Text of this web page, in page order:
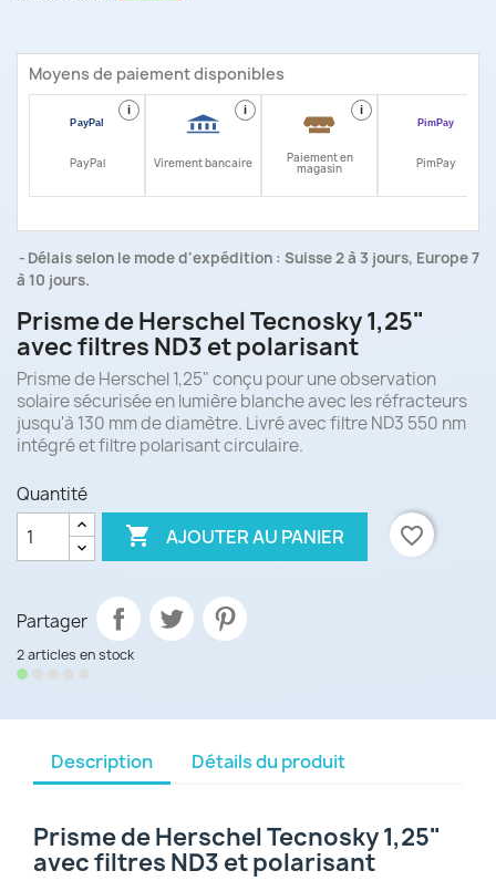
Moyens de paiement disponibles
i
PayPal
i
Virement bancaire
i
Paiement en
magasin PimPay
Délais selon le mode d'expédition : Suisse 2 à 3 jours, Europe 7
à 10 jours.
Prisme de Herschel Tecnosky 1,25"
avec filtres ND3 et polarisant
Prisme de Herschel 1,25" conçu pour une observation
solaire sécurisée en lumière blanche avec les réfracteurs
jusqu'à 130 mm de diamètre. Livré avec filtre ND3 550 nm
intégré et filtre polarisant circulaire.
Quantité
 AJOUTER AU PANIER favorite_border
Partager
2 articles en stock
Description Détails du produit
Prisme de Herschel Tecnosky 1,25"
avec filtres ND3 et polarisant